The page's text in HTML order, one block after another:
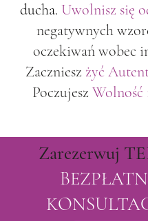
ducha. Uwolnisz się
negatywnych
oczekiwań wobec
Zaczniesz żyć
Poczujesz Wolność
Zarezerwuj